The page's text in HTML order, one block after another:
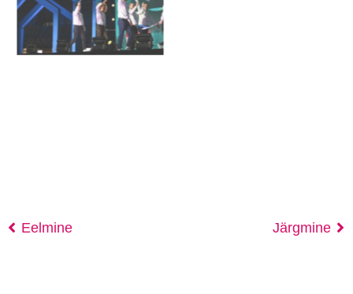
Eelmine Järgmine